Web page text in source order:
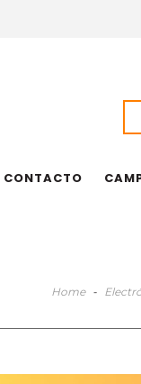
CONTACTO
Home -